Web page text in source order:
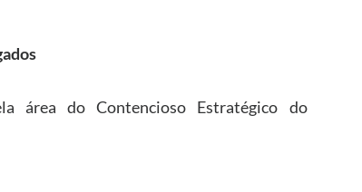
área do Contencioso Estratégico do